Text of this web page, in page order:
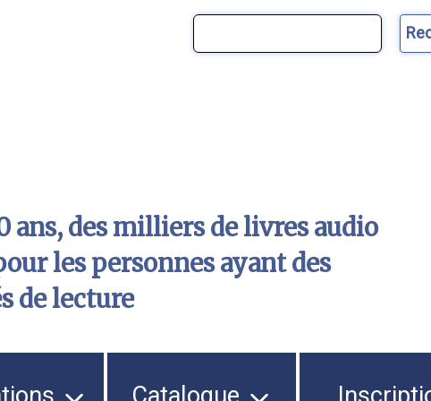
ans, des milliers de livres audio
les personnes ayant des
de lecture